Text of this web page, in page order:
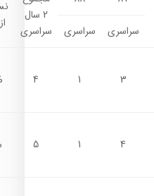
2 سال
سراسری
سراسری سراسری
3
1
4
4
1
5